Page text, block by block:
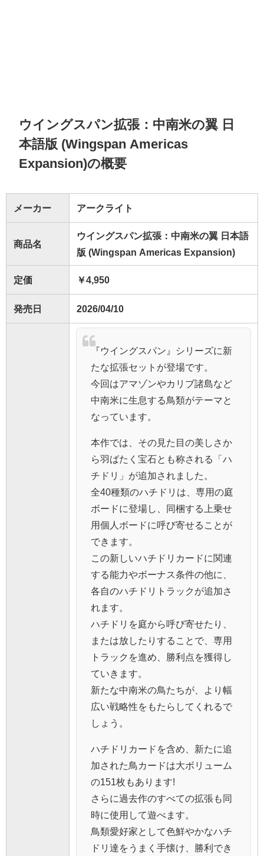
ウイングスパン拡張：中南米の翼 日
本語版 (Wingspan Americas
Expansion)の概要
メーカー アークライト
商品名
ウイングスパン拡張：中南米の翼 日本語
版 (Wingspan Americas Expansion)
定価 ￥4,950
発売日 2026/04/10
『ウイングスパン』シリーズに新
たな拡張セットが登場です。
今回はアマゾンやカリブ諸島など
中南米に生息する鳥類がテーマと
なっています。
本作では、その見た目の美しさか
ら羽ばたく宝石とも称される「ハ
チドリ」が追加されました。
全40種類のハチドリは、専用の庭
ボードに登場し、同梱する上乗せ
用個人ボードに呼び寄せることが
できます。
この新しいハチドリカードに関連
する能力やボーナス条件の他に、
各自のハチドリトラックが追加さ
れます。
ハチドリを庭から呼び寄せたり、
または放したりすることで、専用
トラックを進め、勝利点を獲得し
ていきます。
新たな中南米の鳥たちが、より幅
広い戦略性をもたらしてくれるで
しょう。
ハチドリカードを含め、新たに追
加された鳥カードは大ボリューム
の151枚もあります!
さらに過去作のすべての拡張も同
時に使用して遊べます。
鳥類愛好家として色鮮やかなハチ
ドリ達をうまく手懐け、勝利でき